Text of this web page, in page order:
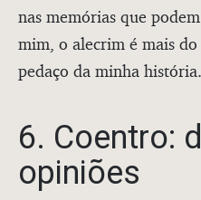
nas memórias que
mim, o alecrim é mais
pedaço da minha história.
6. Coentro:
opiniões